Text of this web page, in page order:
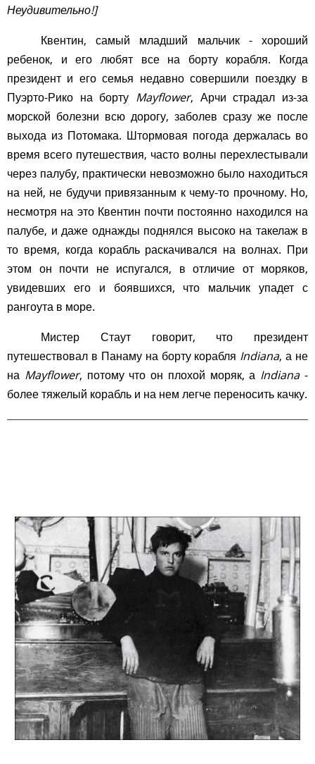
Неудивительно!]
Квентин, самый младший мальчик - хороший
ребенок, и его любят все на борту корабля. Когда
президент и его семья недавно совершили поездку в
Пуэрто-Рико на борту Mayflower, Арчи страдал из-за
морской болезни всю дорогу, заболев сразу же после
выхода из Потомака. Штормовая погода держалась во
время всего путешествия, часто волны перехлестывали
через палубу, практически невозможно было находиться
на ней, не будучи привязанным к чему-то прочному. Но,
несмотря на это Квентин почти постоянно находился на
палубе, и даже однажды поднялся высоко на такелаж в
то время, когда корабль раскачивался на волнах. При
этом он почти не испугался, в отличие от моряков,
увидевших его и боявшихся, что мальчик упадет с
рангоута в море.
Мистер Стаут говорит, что президент
путешествовал в Панаму на борту корабля Indiana, а не
на Mayflower, потому что он плохой моряк, а Indiana-
более тяжелый корабль и на нем легче переносить качку.